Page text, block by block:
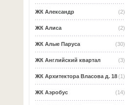
(2)
ЖК Александр
(2)
ЖК Алиса
(30)
ЖК Алые Паруса
(3)
ЖК Английский квартал
(1)
ЖК Архитектора Власова д. 18
(14)
ЖК Аэробус